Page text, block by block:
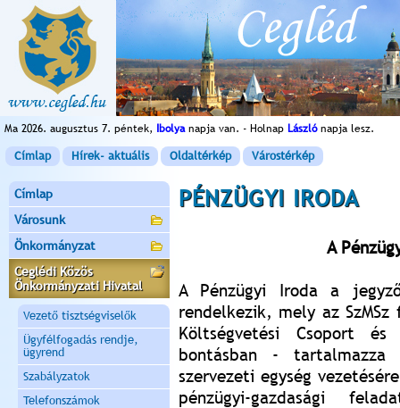
Ma 2026. augusztus 7. péntek, Ibolyanapja van. - Holnap Lászlónapja lesz.
Címlap Hírek- aktuális Oldaltérkép Várostérkép
Címlap
Városunk
Önkormányzat
Ceglédi Közös
Önkormányzati Hivatal
Vezető tisztségviselők
Ügyfélfogadás rendje,
ügyrend
Szabályzatok
Telefonszámok
PÉNZÜGYI IRODA
A
A Pénzügyi Iroda a
rendelkezik, mely az
Költségvetési Csoport
bontásban -
szervezeti egység
pénzügyi-gazdasági